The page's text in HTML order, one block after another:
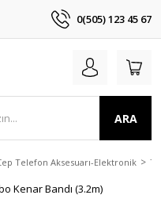
0(505) 123 45 67
ARA
Telefon Aksesuarı-Elektronik